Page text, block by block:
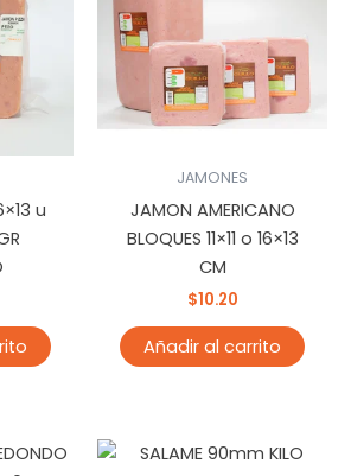
u
JAMONES
JAMON AMERICANO
BLOQUES 11×11 o 16×13
CM
$10.20
Añadir al carrito